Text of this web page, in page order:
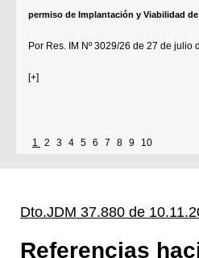
permiso de Implantación y Viabilidad
Por Res. IM Nº 3029/26 de 27 de julio
[+]
1 2 3 4 5 6 7 8 9 10
Dto.JDM 37.880 de
Referencias